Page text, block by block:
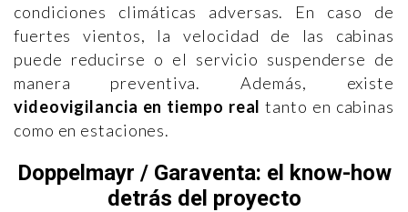
condiciones climáticas adversas. En caso de
fuertes vientos, la velocidad de las cabinas
puede reducirse o el servicio suspenderse de
manera preventiva. Además, existe
videovigilancia en tiempo real tanto en cabinas
como en estaciones.
Doppelmayr / Garaventa: el know-how
detrás del proyecto